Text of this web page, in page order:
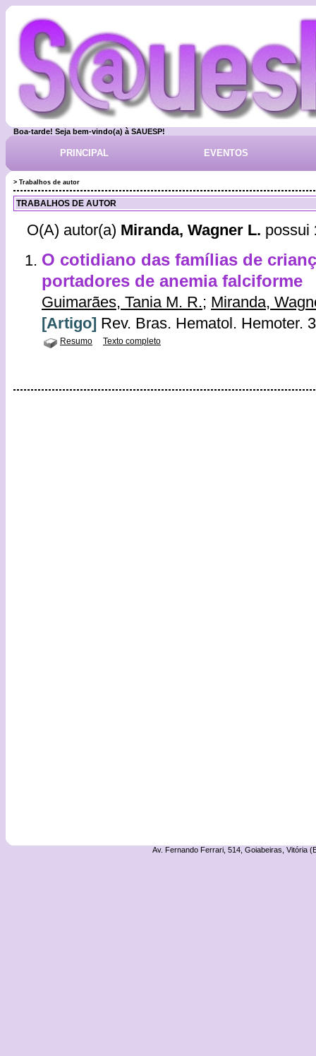
Boa-tarde! Seja bem-vindo(a) à SAUESP!
PRINCIPAL EVENTOS
> Trabalhos de autor
TRABALHOS DE AUTOR
O(A) autor(a) Miranda, Wagner L. possui
O cotidiano das famílias de
portadores de anemia falciforme
Guimarães, Tania M. R.; Miranda,
[Artigo] Rev. Bras. Hematol. Hemoter.
Resumo Texto completo
Av. Fernando Ferrari, 514, Goiabeiras, Vitória